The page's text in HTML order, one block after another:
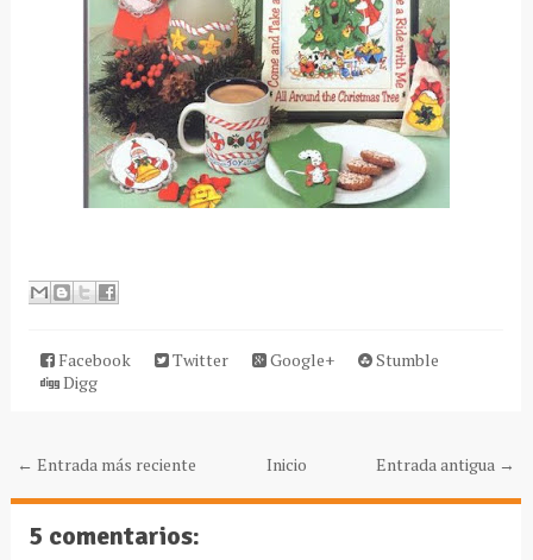
Facebook Twitter Google+
Stumble
Digg
← Entrada más reciente Entrada antigua →
Inicio
5 comentarios: